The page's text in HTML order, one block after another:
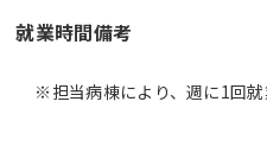
就業時間備考